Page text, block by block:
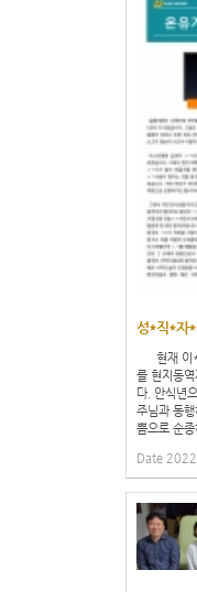
성*직*자*
현재 이*
를 현지동
다. 안식년
주님과 동행
쁨으로 순
Date